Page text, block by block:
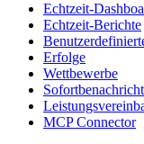
Echtzeit-
Echtzeit-Berichte
Erfolge
Wettbewerbe
MCP Connector